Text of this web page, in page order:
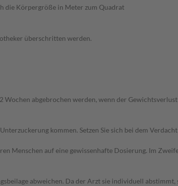
die Körpergröße in Meter zum Quadrat
überschritten werden.
abgebrochen werden, wenn der
kommen. Setzen Sie sich bei dem
Menschen auf eine gewissenhafte Dosierung. Im
abweichen. Da der Arzt sie individuell